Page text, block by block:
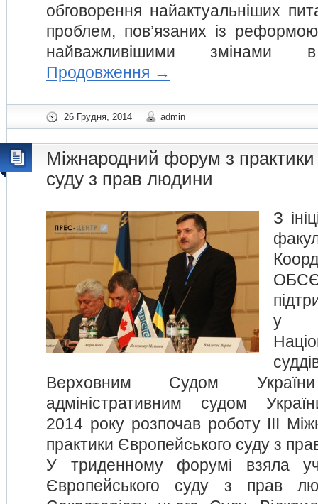
обговорення найактуальніших
проблем, пов’язаних із
найважливішими змінами в
Продовження →
26 Грудня, 2014 admin
Міжнародний форум з практики
суду з прав людини
З
у
Верховним Судом
адміністративним судом
2014 року розпочав роботу ІІІ
практики Європейського суду з
У триденному форумі взяла
Європейського суду з прав